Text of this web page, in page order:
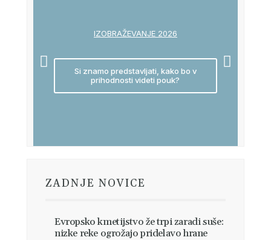
IZOBRAŽEVANJE 2026
Si znamo predstavljati, kako bo v
prihodnosti videti pouk?
ZADNJE NOVICE
Evropsko kmetijstvo že trpi zaradi suše:
nizke reke ogrožajo pridelavo hrane